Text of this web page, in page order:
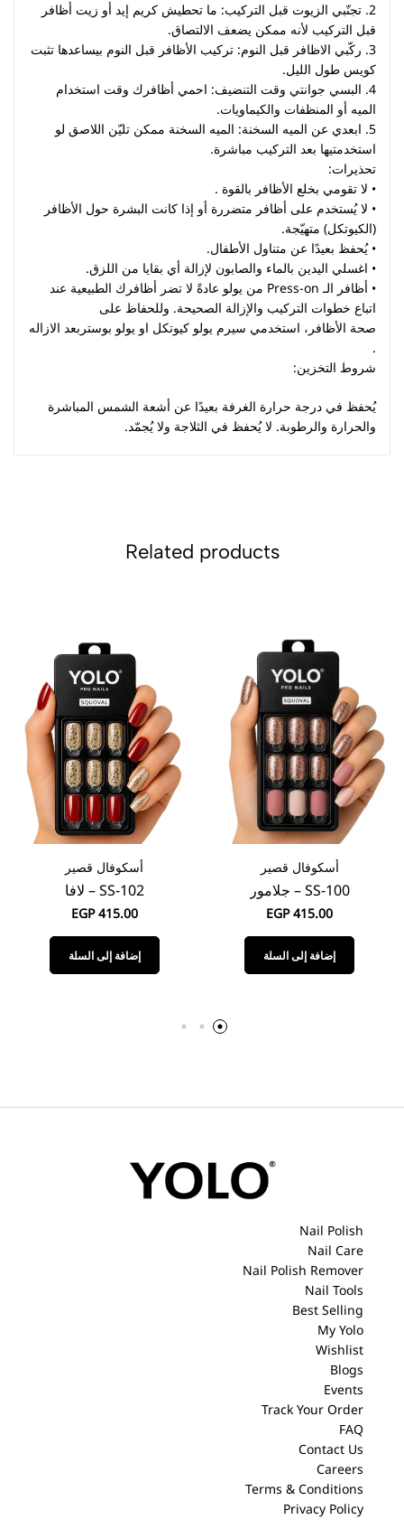
2. تجنّبي الزيوت قبل التركيب: ما تحطيش كريم إيد أو زيت أظافر
قبل التركيب لأنه ممكن يضعف الالتصاق.
3. ركّبي الاظافر قبل النوم: تركيب الأظافر قبل النوم بيساعدها تثبت
كويس طول الليل.
4. البسي جوانتي وقت التنضيف: احمي أظافرك وقت استخدام
الميه أو المنظفات والكيماويات.
5. ابعدي عن الميه السخنة: الميه السخنة ممكن تليّن اللاصق لو
استخدمتيها بعد التركيب مباشرة.
تحذيرات:
• لا تقومي بخلع الأظافر بالقوة .
• لا يُستخدم على أظافر متضررة أو إذا كانت البشرة حول الأظافر
(الكيوتكل) متهيّجة.
• يُحفظ بعيدًا عن متناول الأطفال.
• اغسلي اليدين بالماء والصابون لإزالة أي بقايا من اللزق.
• أظافر الـ Press-on من يولو عادةً لا تضر أظافرك الطبيعية عند
اتباع خطوات التركيب والإزالة الصحيحة. وللحفاظ على
صحة الأظافر، استخدمي سيرم يولو كيوتكل او يولو بوستربعد الازاله
.
شروط التخزين:
يُحفظ في درجة حرارة الغرفة بعيدًا عن أشعة الشمس المباشرة
والحرارة والرطوبة. لا يُحفظ في الثلاجة ولا يُجمّد.
Related products
أسكوفال قصير
SS-100 – جلامور
EGP415.00
إضافة إلى السلة
أسكوفال قصير
SS-102 – لافا
EGP415.00
إضافة إلى السلة
Nail Polish
Nail Care
Nail Polish Remover
Nail Tools
Best Selling
My Yolo
Wishlist
Blogs
Events
Track Your Order
FAQ
Contact Us
Careers
Terms & Conditions
Privacy Policy